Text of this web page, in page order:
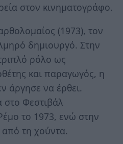
στον κινηματογράφο.
(1973), τον
δημιουργό. Στην
ρόλο ως
και παραγωγός, η
άργησε να έρθει.
στο Φεστιβάλ
το 1973, ενώ στην
τη χούντα.